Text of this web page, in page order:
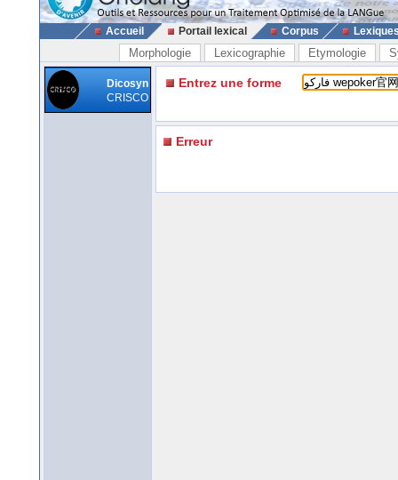
Accueil Portail lexical Corpus
Morphologie Lexicographie Etymologie
Dicosyn
CRISCO
Entrez une forme
Erreur